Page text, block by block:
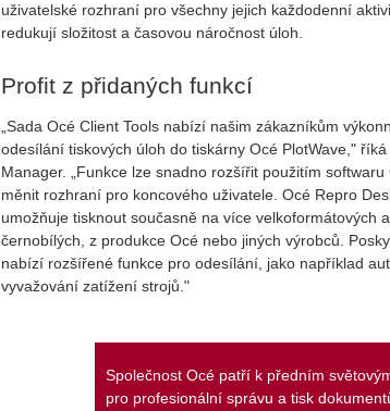
uživatelské rozhraní pro všechny jejich každodenní
redukují složitost a časovou náročnost úloh.
Profit z přidaných funkcí
„Sada Océ Client Tools nabízí našim zákazníkům
odesílání tiskových úloh do tiskárny Océ PlotWave,"
Manager. „Funkce lze snadno rozšířit použitím
měnit rozhraní pro koncového uživatele. Océ Repro
umožňuje tisknout současně na více velkoformátových
černobílých, z produkce Océ nebo jiných výrobců.
nabízí rozšířené funkce pro odesílání, jako například
vyvažování zatížení strojů."
Společnost Océ patří k předním
pro profesionální správu a tisk